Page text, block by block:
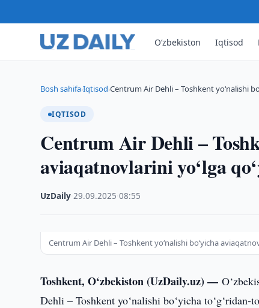
O‘zbekiston Iqtisod
Bosh sahifa›Iqtisod›Centrum Air Dehli – Toshkent yo‘nalishi
IQTISOD
Centrum Air Dehli –
aviaqatnovlarini yo‘lga
UzDaily ·29.09.2025 ·08:55
Centrum Air Dehli – Toshkent yo‘nalishi bo‘yicha
Toshkent, O‘zbekiston (UzDaily.uz) —
Dehli – Toshkent yo‘nalishi bo‘yicha